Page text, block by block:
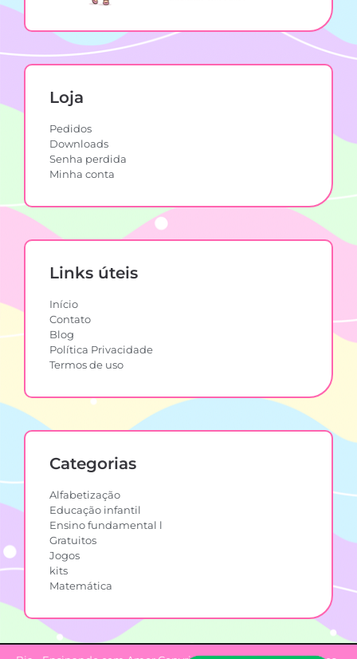
Loja
Pedidos
Downloads
Senha perdida
Minha conta
Links úteis
Início
Contato
Blog
Política Privacidade
Termos de uso
Categorias
Alfabetização
Educação infantil
Ensino fundamental l
Gratuitos
Jogos
kits
Matemática